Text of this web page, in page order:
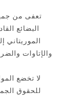
تعفى من
البضائع
والإتاوات
لا تخضع
للحقوق